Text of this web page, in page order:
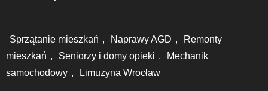
Sprzątanie mieszkań , Naprawy AGD ,
Remonty
mieszkań , Seniorzy i domy opieki ,
Mechanik
samochodowy , Limuzyna Wrocław